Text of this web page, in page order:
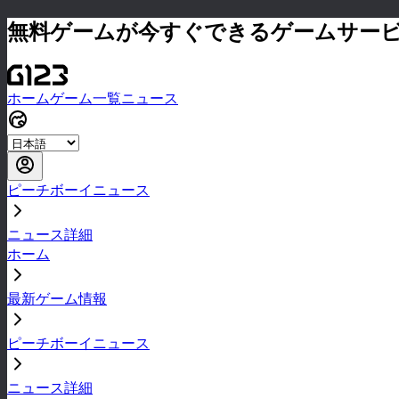
無料ゲームが今すぐできるゲームサー
ホームゲーム一覧ニュース
ピーチボーイニュース
ニュース詳細
ホーム
最新ゲーム情報
ピーチボーイニュース
ニュース詳細